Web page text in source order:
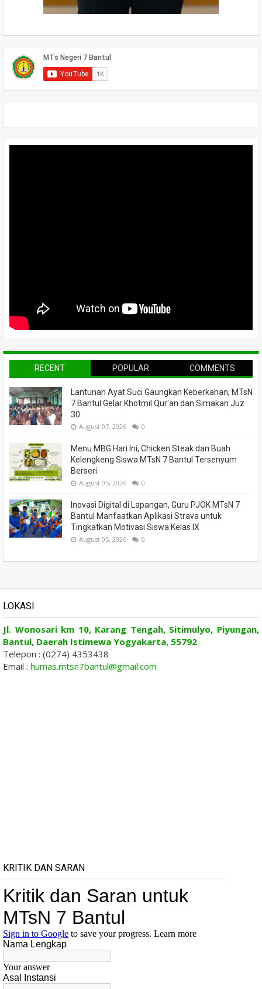
RECENT POPULAR COMMENTS
Lantunan Ayat Suci Gaungkan Keberkahan, MTsN
7 Bantul Gelar Khotmil Qur'an dan Simakan Juz
30
August 07, 2026 0
Menu MBG Hari Ini, Chicken Steak dan Buah
Kelengkeng Siswa MTsN 7 Bantul Tersenyum
Berseri
August 05, 2026 0
Inovasi Digital di Lapangan, Guru PJOK MTsN 7
Bantul Manfaatkan Aplikasi Strava untuk
Tingkatkan Motivasi Siswa Kelas IX
August 05, 2026 0
LOKASI
Jl. Wonosari km 10, Karang Tengah, Sitimulyo, Piyungan,
Bantul, Daerah Istimewa Yogyakarta, 55792
Telepon : (0274) 4353438
Email : humas.mtsn7bantul@gmail.com
KRITIK DAN SARAN